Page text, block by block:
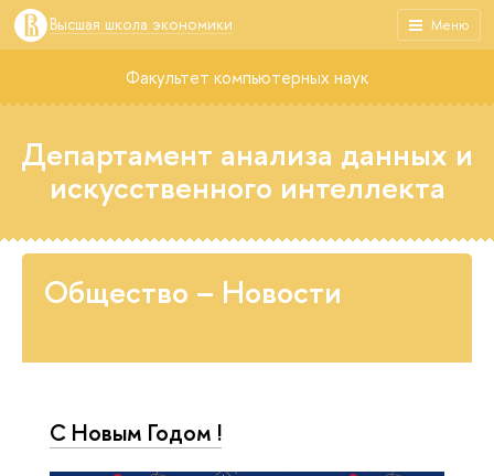
Меню
Высшая школа экономики
Факультет компьютерных наук
Департамент анализа данных и
искусственного интеллекта
Общество – Новости
С Новым Годом !